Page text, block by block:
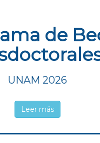
de
UNAM 2026
Leer más